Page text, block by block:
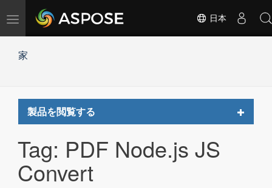
ナ
ー
替
日本
家
製品を閲覧する
Toggle
Tag: PDF Node.js JS
Convert